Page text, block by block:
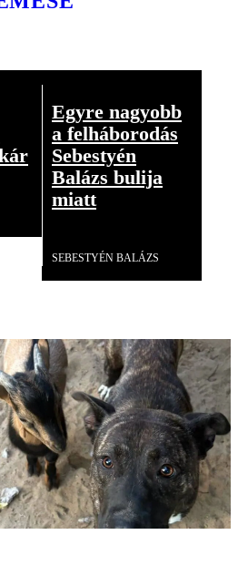
Egyre nagyobb
a felháborodás
Sebestyén
Balázs bulija
miatt
SEBESTYÉN BALÁZS